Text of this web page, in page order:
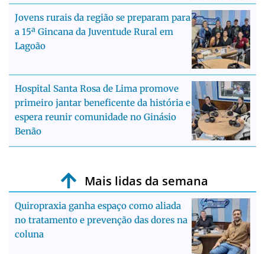
Jovens rurais da região se preparam para
a 15ª Gincana da Juventude Rural em
Lagoão
Hospital Santa Rosa de Lima promove
primeiro jantar beneficente da história e
espera reunir comunidade no Ginásio
Benão
Mais lidas da semana
Quiropraxia ganha espaço como aliada
no tratamento e prevenção das dores na
coluna